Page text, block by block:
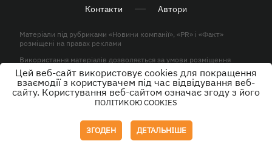
Контакти Автори
Матеріали під рубриками «Новини компанії», «PR» і «Факт»
розміщені на правах реклами
Використання матеріалів дозволяється за умови розміщення
активного гіперпосилання на KP.UA в першому абзаці.
© ТОВ «ЮЛАВ МЕДІА» 2026. Всі права захищені.
Цей веб-сайт використовує cookies для покращення
взаємодії з користувачем під час відвідування веб-
сайту. Користування веб-сайтом означає згоду з його
ПОЛІТИКОЮ COOKIES
ЗГОДЕН ДЕТАЛЬНІШЕ